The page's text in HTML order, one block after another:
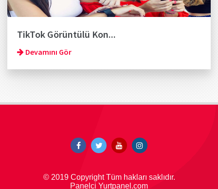
TikTok Görüntülü Kon...
Devamını Gör
© 2019 Copyright Tüm hakları saklıdır.
Panelci Yurtpanel.com